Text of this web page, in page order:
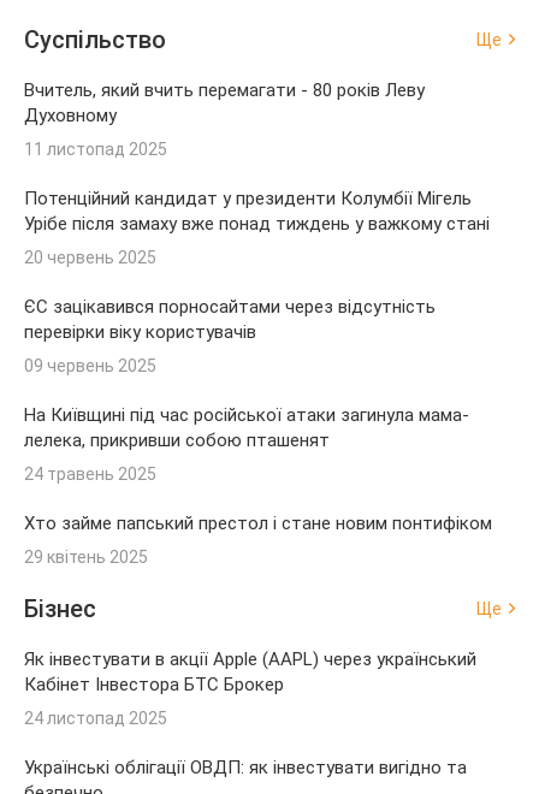
Суспільство Ще
Вчитель, який вчить перемагати - 80 років Леву
Духовному
11 листопад 2025
Потенційний кандидат у президенти Колумбії Мігель
Урібе після замаху вже понад тиждень у важкому стані
20 червень 2025
ЄС зацікавився порносайтами через відсутність
перевірки віку користувачів
09 червень 2025
На Київщині під час російської атаки загинула мама-
лелека, прикривши собою пташенят
24 травень 2025
Хто займе папський престол і стане новим понтифіком
29 квітень 2025
Бізнес Ще
Як інвестувати в акції Apple (AAPL) через український
Кабінет Інвестора БТС Брокер
24 листопад 2025
Українські облігації ОВДП: як інвестувати вигідно та